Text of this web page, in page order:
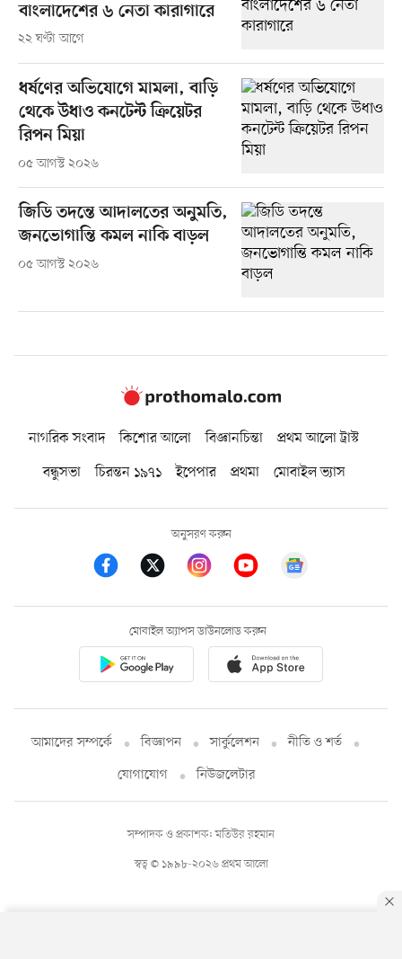
বাংলাদেশের ৬ নেতা কারাগারে
২২ ঘণ্টা আগে
ধর্ষণের অভিযোগে মামলা, বাড়ি
থেকে উধাও কনটেন্ট ক্রিয়েটর
রিপন মিয়া
০৫ আগস্ট ২০২৬
জিডি তদন্তে আদালতের অনুমতি,
জনভোগান্তি কমল নাকি বাড়ল
০৫ আগস্ট ২০২৬
নাগরিক সংবাদ কিশোর আলো বিজ্ঞানচিন্তা
প্রথম আলো ট্রাস্ট
বন্ধুসভা
চিরন্তন ১৯৭১ ইপেপার প্রথমা মোবাইল ভ্যাস
অনুসরণ করুন
মোবাইল অ্যাপস ডাউনলোড করুন
আমাদের সম্পর্কে বিজ্ঞাপন সার্কুলেশন
নীতি ও শর্ত
যোগাযোগ
নিউজলেটার
স্বত্ব © ১৯৯৮-২০২৬ প্রথম আলো
সম্পাদক ও প্রকাশক: মতিউর রহমান